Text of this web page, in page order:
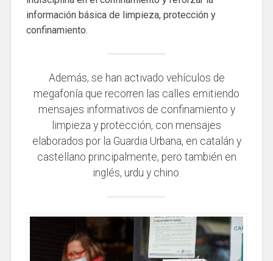
información básica de limpieza, protección y
confinamiento.
Además, se han activado vehículos de
megafonía que recorren las calles emitiendo
mensajes informativos de confinamiento y
limpieza y protección, con mensajes
elaborados por la Guardia Urbana, en catalán y
castellano principalmente, pero también en
inglés, urdu y chino.